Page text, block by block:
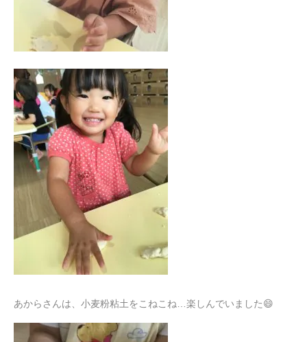
あからさんは、小麦粉粘土をこねこね…楽しんでいました😄